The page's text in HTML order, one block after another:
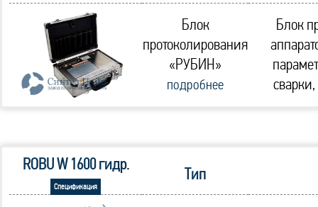
Блок
протоколирования
«РУБИН»
подробнее
Блок
ROBU W 1600 гидр.
Спецификация
Тип